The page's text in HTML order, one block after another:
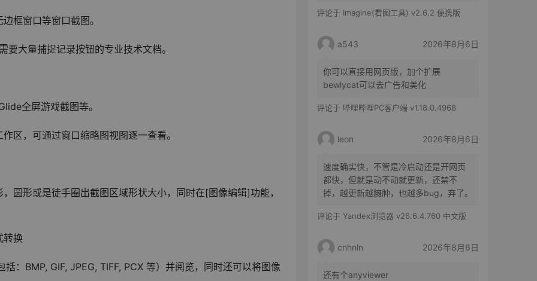
框窗口等窗口截图。
大量捕捉记录按钮的专业技术文档。
全屏游戏截图等。
区，可通过窗口缩略图视图逐一查看。
圆形或是徒手圈出截图区域形状大小，同时在[图像编辑]功能，
转换
：BMP, GIF, JPEG, TIFF, PCX 等）并阅览，同时还可以将图像
评论于 Imagine(看图工具) v2.6.2 便携版
a543 2026年8月6日
你可以直接用网页版，加个扩展
bewlycat可以去广告和美化
评论于 哔哩哔哩PC客户端 v1.18.0.4968
leon 2026年8月6日
速度确实快，不管是冷启动还是开网页
都快，但就是动不动就更新，还禁不
掉，越更新越臃肿，也越多bug，弃了。
评论于 Yandex浏览器 v26.6.4.760 中文版
cnhnln 2026年8月6日
还有个anyviewer